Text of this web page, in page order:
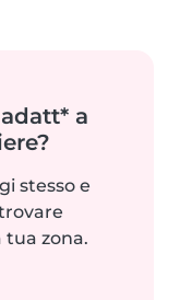
a
stesso e
zona.